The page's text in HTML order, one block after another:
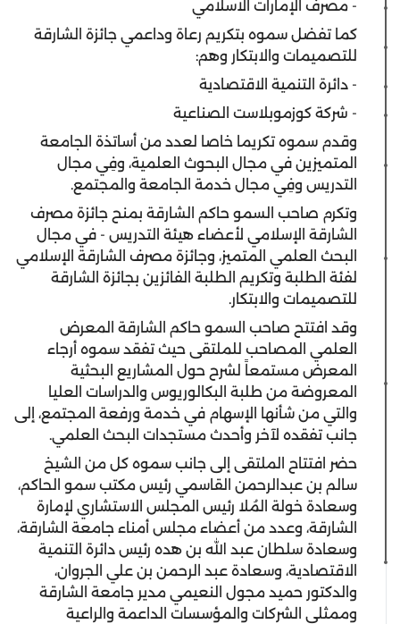
- مصرف الإمارات الاسلامي
كما تفضل سموه بتكريم رعاة وداعمي جائزة الشارقة
للتصميمات والابتكار وهم:
- دائرة التنمية الاقتصادية
- شركة كوزموبلاست الصناعية
وقدم سموه تكريما خاصا لعدد من أساتذة الجامعة
المتميزين في مجال البحوث العلمية، وفِي مجال
التدريس وفِي مجال خدمة الجامعة والمجتمع.
وتكرم صاحب السمو حاكم الشارقة بمنح جائزة مصرف
الشارقة الإسلامي لأعضاء هيئة التدريس - في مجال
البحث العلمي المتميز، وجائزة مصرف الشارقة الإسلامي
لفئة الطلبة وتكريم الطلبة الفائزين بجائزة الشارقة
للتصميمات والابتكار.
وقد افتتح صاحب السمو حاكم الشارقة المعرض
العلمي المصاحب للملتقى حيث تفقد سموه أرجاء
المعرض مستمعاً لشرح حول المشاريع البحثية
المعروضة من طلبة البكالوريوس والدراسات العليا
والتي من شأنها الإسهام في خدمة ورفعة المجتمع، إلى
جانب تفقده لآخر وأحدث مستجدات البحث العلمي.
حضر افتتاح الملتقى إلى جانب سموه كل من الشيخ
سالم بن عبدالرحمن القاسمي رئيس مكتب سمو الحاكم،
وسعادة خولة المُلا رئيس المجلس الاستشاري لإمارة
الشارقة، وعدد من أعضاء مجلس أمناء جامعة الشارقة،
وسعادة سلطان عبد الله بن هده رئيس دائرة التنمية
الاقتصادية، وسعادة عبد الرحمن بن علي الجروان،
والدكتور حميد مجول النعيمي مدير جامعة الشارقة
وممثلي الشركات والمؤسسات الداعمة والراعية